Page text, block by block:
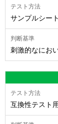
サンプルシー
刺激的なにお
互換性テスト